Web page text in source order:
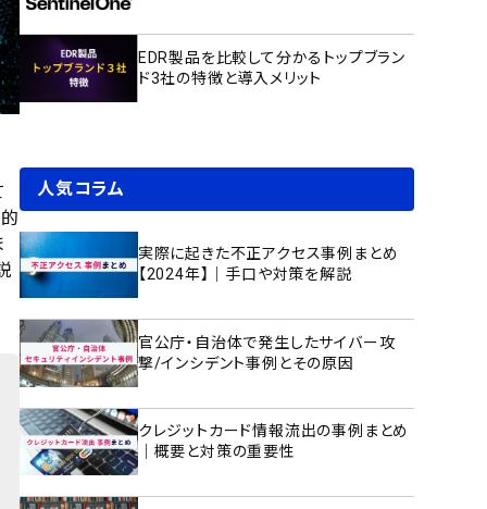
EDR製品を比較して分かるトップブラン
ド3社の特徴と導入メリット
人気コラム
実際に起きた不正アクセス事例まとめ
【2024年】｜手口や対策を解説
官公庁・自治体で発生したサイバー攻
撃/インシデント事例とその原因
クレジットカード情報流出の事例まとめ
｜概要と対策の重要性